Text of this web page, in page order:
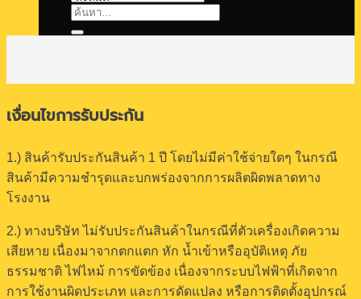
ค้นหา:
เงื่อนไขการรับประกัน
1.) สินค้ารับประกันสินค้า 1 ปี โดยไม่มีค่าใช้จ่ายใดๆ ในกรณี
สินค้ามีความชำรุดและบกพร่องจากการผลิตผิดพลาดทาง
โรงงาน
2.) ทางบริษัท ไม่รับประกันสินค้าในกรณีที่ตัวเครื่องเกิดความ
เสียหาย เนื่องมาจากตกแตก หัก น้ำเข้าหรืออุบัติเหตุ ภัย
ธรรมชาติ ไฟไหม้ การขัดข้อง เนื่องจากระบบไฟฟ้าที่เกิดจาก
การใช้งานผิดประเภท และการดัดแปลง หรือการติดตั้งอุปกรณ์